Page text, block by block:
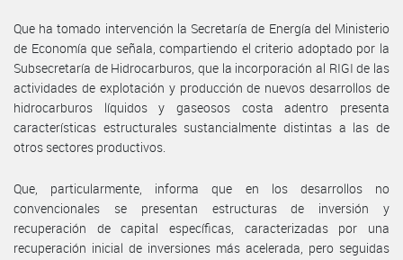
Que ha tomado intervención la Secretaría de Energía del Ministerio
de Economía que señala, compartiendo el criterio adoptado por la
Subsecretaría de Hidrocarburos, que la incorporación al RIGI de las
actividades de explotación y producción de nuevos desarrollos de
hidrocarburos líquidos y gaseosos costa adentro presenta
características estructurales sustancialmente distintas a las de
otros sectores productivos.
Que, particularmente, informa que en los desarrollos no
convencionales se presentan estructuras de inversión y
recuperación de capital específicas, caracterizadas por una
recuperación inicial de inversiones más acelerada, pero seguidas